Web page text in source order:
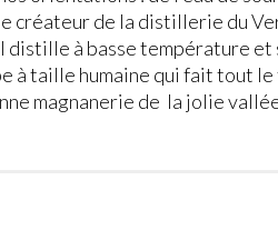
créateur de la distillerie du
distille à basse température et
à taille humaine qui fait tout
magnanerie de la jolie